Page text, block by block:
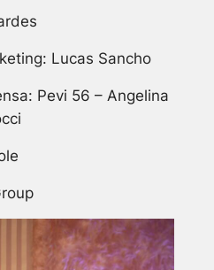
Lucas Sancho
Pevi 56 – Angelina